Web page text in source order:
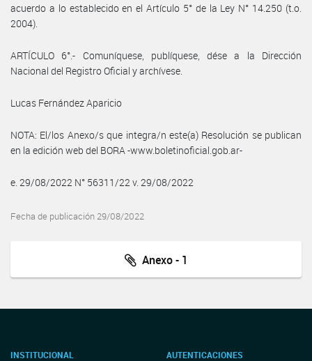
acuerdo a lo establecido en el Artículo 5° de la Ley N° 14.250 (t.o.
2004).
ARTÍCULO 6°.- Comuníquese, publíquese, dése a la Dirección
Nacional del Registro Oficial y archívese.
Lucas Fernández Aparicio
NOTA: El/los Anexo/s que integra/n este(a) Resolución se publican
en la edición web del BORA -www.boletinoficial.gob.ar-
e. 29/08/2022 N° 56311/22 v. 29/08/2022
Fecha de publicación 29/08/2022
Anexo - 1
INSTITUCIONAL AUTENTICACIONES